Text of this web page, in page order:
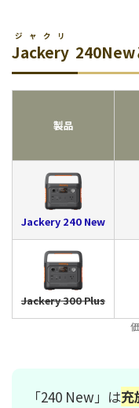
Jackery
ジャクリ
240New
製品
Jackery 240 New
Jackery 300 Plus
「240 New」は充